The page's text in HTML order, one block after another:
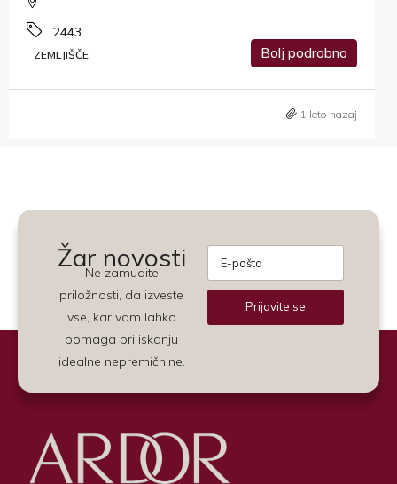
2443
ZEMLJIŠČE Bolj podrobno
1 leto nazaj
Žar novosti
Ne zamudite
priložnosti, da izveste
vse, kar vam lahko
pomaga pri iskanju
idealne nepremičnine.
Prijavite se